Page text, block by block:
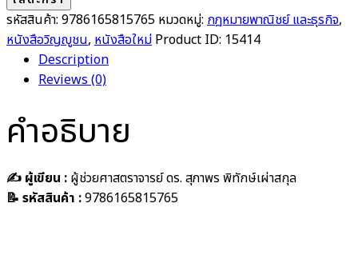
รหัสสินค้า: 9786165815765 หมวดหมู่: กฎหมายพาณิชย์ และธุรกิจ,
หนังสือวิญญูชน, หนังสือใหม่ Product ID: 15414
Description
Reviews (0)
คำอธิบาย
✍️ ผู้เขียน : ผู้ช่วยศาสตราจารย์ ดร. สุภาพร พิทักษ์เผ่าสกุล
📝 รหัสสินค้า :9786165815765